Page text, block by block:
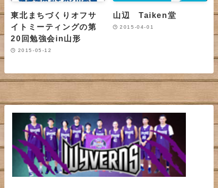
東北まちづくりオフサ
イトミーティングの第
20回勉強会in山形
2015-05-12
山辺 Taiken堂
2015-04-01